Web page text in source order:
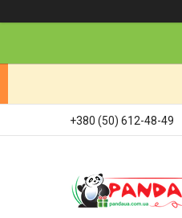
+380 (50) 612-48-49